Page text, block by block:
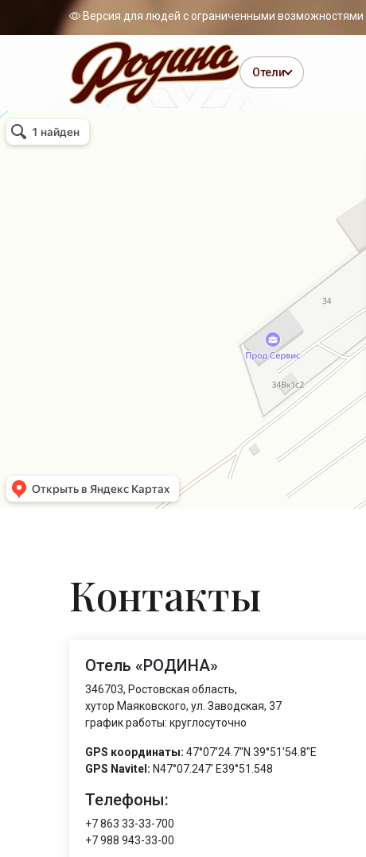
Версия для людей с ограниченными возможностями
Отели
Родина
Гостиница в Ростовской области
Контакты
Отель «РОДИНА»
346703, Ростовская область,
хутор Маяковского, ул. Заводская, 37
график работы: круглосуточно
GPS координаты: 47°07'24.7"N 39°51'54.8"E
GPS Navitel: N47°07.247' E39°51.548
Телефоны:
+7 863 33-33-700
+7 988 943-33-00